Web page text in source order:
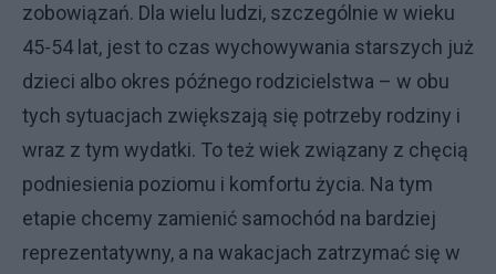
zobowiązań. Dla wielu ludzi, szczególnie w wieku
45-54 lat, jest to czas wychowywania starszych już
dzieci albo okres późnego rodzicielstwa – w obu
tych sytuacjach zwiększają się potrzeby rodziny i
wraz z tym wydatki. To też wiek związany z chęcią
podniesienia poziomu i komfortu życia. Na tym
etapie chcemy zamienić samochód na bardziej
reprezentatywny, a na wakacjach zatrzymać się w